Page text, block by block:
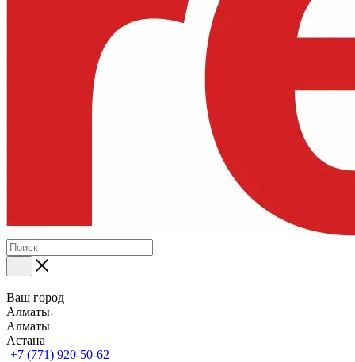
Ваш город
Алматы
Алматы
Астана
+7 (771) 920-50-62